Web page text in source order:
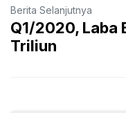
Berita Selanjutnya
Q1/2020, Laba
Triliun